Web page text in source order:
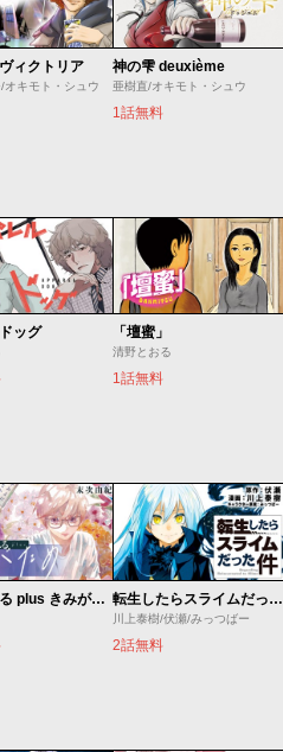
ィクトリア
オキモト・シュウ
神の雫 deuxième
亜樹直/オキモト・シュウ
1話無料
ッグ 「壇蜜」
清野とおる
1話無料
ちはやふる plus きみがため 転生したらスライムだった件
川上泰樹/伏瀬/みっつばー
2話無料